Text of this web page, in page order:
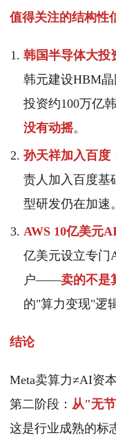
值得关注的结构性
韩国半导体大投
韩元建设HBM
投资约100万亿
没有动摇。
孙天祥加入百度
责人加入百度基
型研发仍在加速。
AWS 10亿美元
亿美元设立专门
户——卖的不是
的"算力变现"逻
结论
Meta卖算力≠AI资
第二阶段： 从"无
这是行业成熟的标